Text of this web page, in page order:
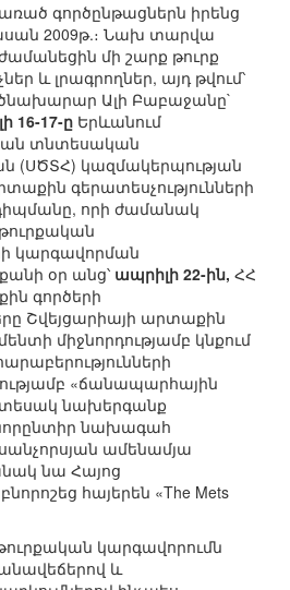
գործընթացներն իրենց
2009թ.։ Նախ տարվա
մի շարք թուրք
և լրագրողներ, այդ թվում՝
Ալի Բաբաջանը`
16-17-ը Երևանում
տնտեսական
(ՍԾՏՀ) կազմակերպության
գերատեսչությունների
որի ժամանակ
կարգավորման
օր անց՝ ապրիլի 22-ին, ՀՀ
գործերի
Շվեյցարիայի արտաքին
միջնորդությամբ կնքում
«ճանապարհային
նախերգանք
նախագահ
ամենամյա
նա Հայոց
հայերեն «The Mets
կարգավորումն
և